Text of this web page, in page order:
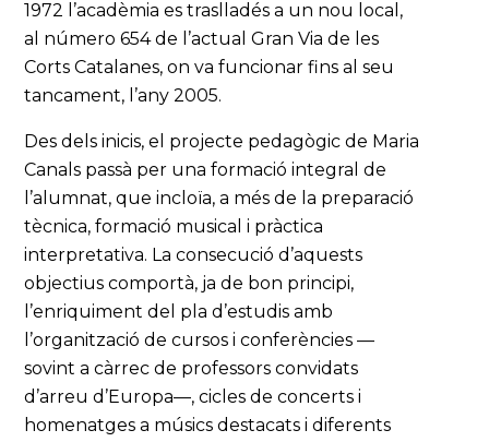
1972 l’acadèmia es traslladés a un nou local,
al número 654 de l’actual Gran Via de les
Corts Catalanes, on va funcionar fins al seu
tancament, l’any 2005.
Des dels inicis, el projecte pedagògic de Maria
Canals passà per una formació integral de
l’alumnat, que incloïa, a més de la preparació
tècnica, formació musical i pràctica
interpretativa. La consecució d’aquests
objectius comportà, ja de bon principi,
l’enriquiment del pla d’estudis amb
l’organització de cursos i conferències —
sovint a càrrec de professors convidats
d’arreu d’Europa—, cicles de concerts i
homenatges a músics destacats i diferents